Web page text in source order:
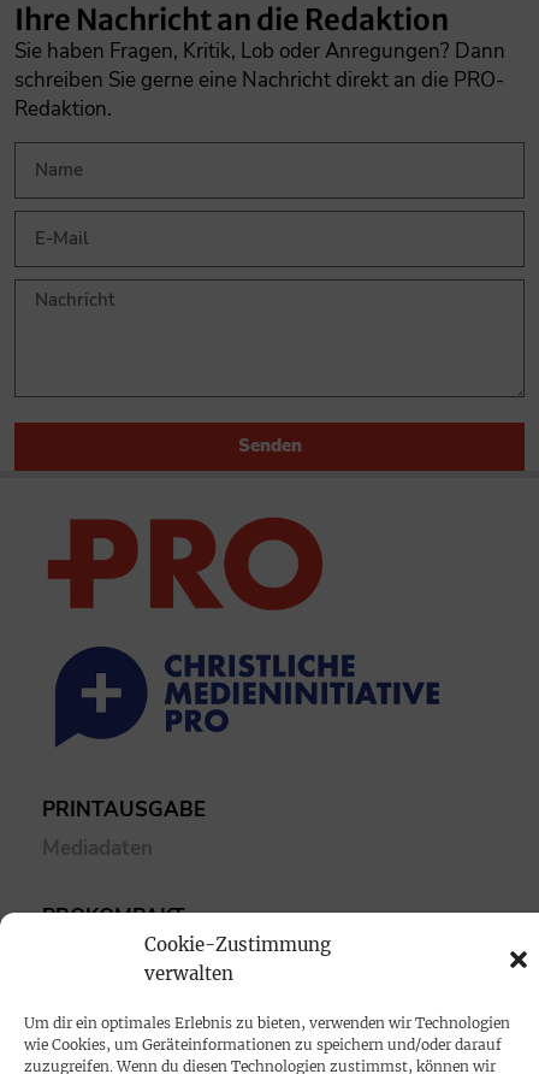
Cookie-Zustimmung
verwalten
Um dir ein optimales Erlebnis zu bieten, verwenden wir Technologien
wie Cookies, um Geräteinformationen zu speichern und/oder darauf
zuzugreifen. Wenn du diesen Technologien zustimmst, können wir
Ihre Nachricht an die Redaktion
Sie haben Fragen, Kritik, Lob oder Anregungen? Dann
schreiben Sie gerne eine Nachricht direkt an die PRO-
Redaktion.
Senden
PRINTAUSGABE
Mediadaten
PROKOMPAKT
Impressum
SPENDEN
Datenschutz